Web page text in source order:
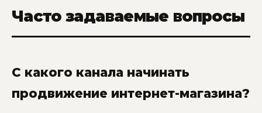
Часто задаваемые вопросы
С какого канала начинать
продвижение интернет-магазина?